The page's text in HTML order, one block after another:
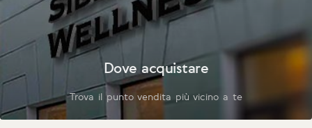
Dove acquistare
Trova il punto vendita più vicino a te